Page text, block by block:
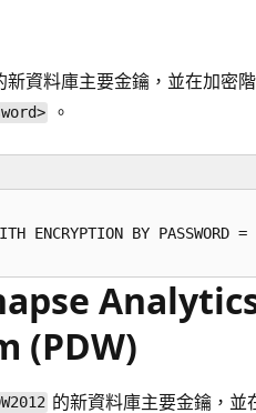
新資料庫主要金鑰，並在加密
。
ENCRYPTION BY
(PDW)
的新資料庫主要金鑰，